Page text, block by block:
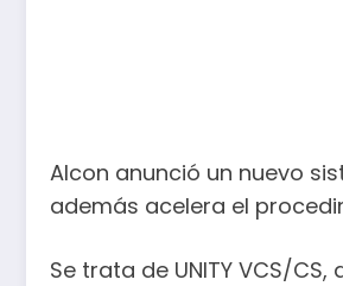
Alcon anunció un nuevo
además acelera el
Se trata de UNITY VCS/